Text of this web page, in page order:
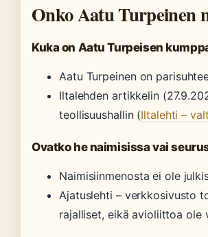
Onko Aatu Turpeinen
Kuka on Aatu Turpeisen
Aatu Turpeinen on
Iltalehden artikkelin
teollisuushallin (Iltalehti –
Ovatko he naimisissa vai
Naimisiinmenosta ei ole
Ajatuslehti – verkkosivusto
rajalliset, eikä avioliittoa ole